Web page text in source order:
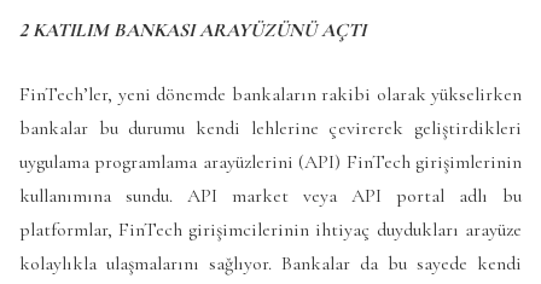
2 KATILIM BANKASI ARAYÜZÜNÜ AÇTI
FinTech’ler, yeni dönemde bankaların rakibi olarak yükselirken
bankalar bu durumu kendi lehlerine çevirerek geliştirdikleri
uygulama programlama arayüzlerini (API) FinTech girişimlerinin
kullanımına sundu. API market veya API portal adlı bu
platformlar, FinTech girişimcilerinin ihtiyaç duydukları arayüze
kolaylıkla ulaşmalarını sağlıyor. Bankalar da bu sayede kendi